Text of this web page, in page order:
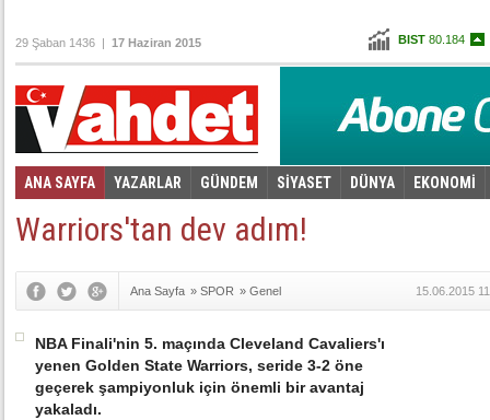
BIST 80.184
Altın103,451
Euro 3,0665
29 Şaban 1436 | 17 Haziran 2015
ANA SAYFA YAZARLAR GÜNDEM SİYASET DÜNYA EKONOMİ
Foto Galeri Video Galeri
Warriors'tan dev adım!
Ana Sayfa » SPOR » Genel 15.06.2015
NBA Finali'nin 5. maçında Cleveland Cavaliers'ı
yenen Golden State Warriors, seride 3-2 öne
geçerek şampiyonluk için önemli bir avantaj
yakaladı.